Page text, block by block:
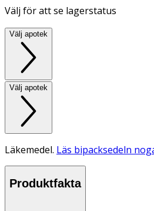
Välj för att se lagerstatus
Välj apotek
Välj apotek
Läkemedel. Läs bipacksedeln
Produktfakta